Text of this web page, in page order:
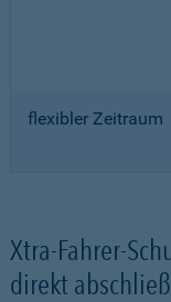
flexibler Zeitraum
Xtra-Fahrer-
direkt